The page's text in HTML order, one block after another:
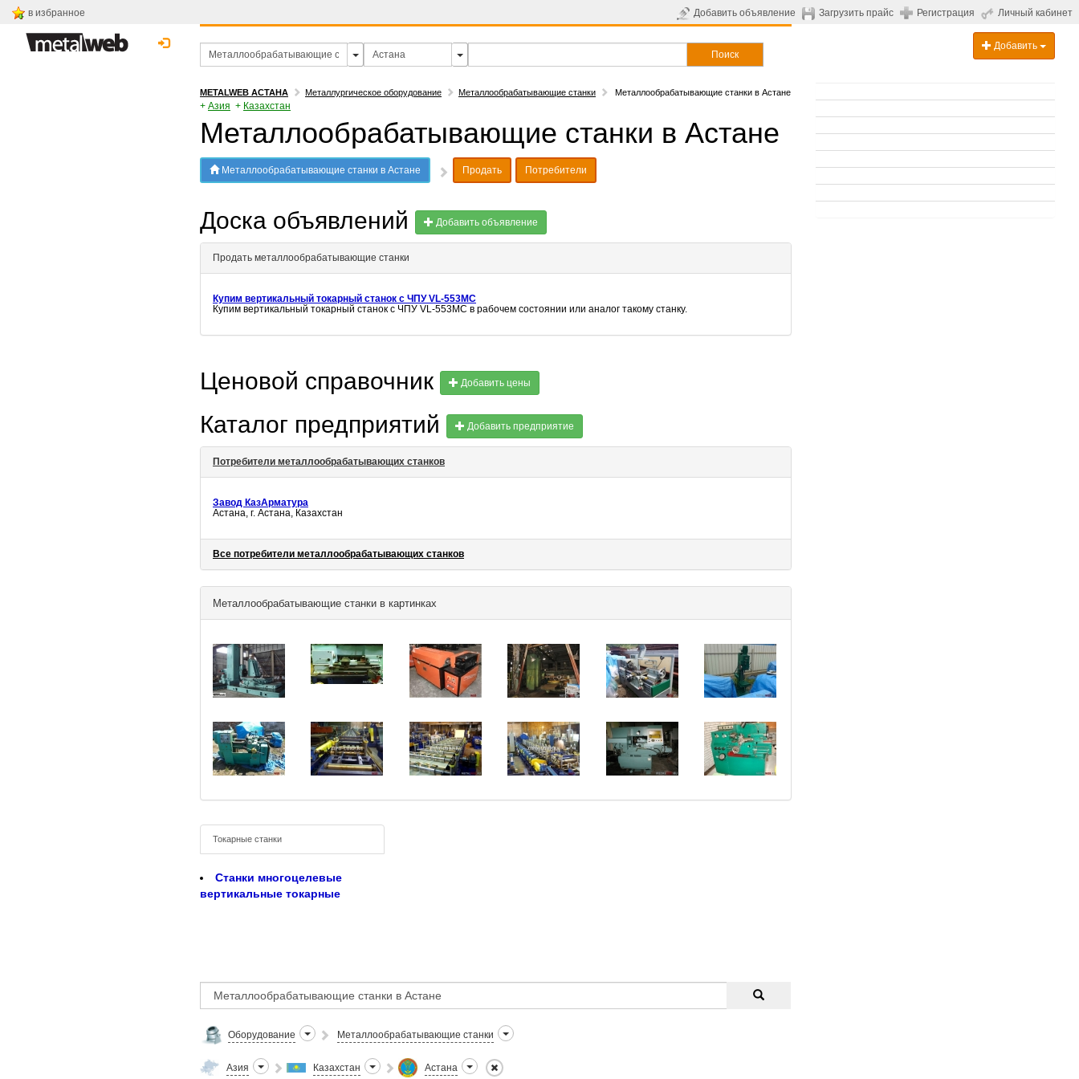
в избранное Добавить объявление Загрузить прайс Регистрация Личный кабинет
Поиск
Добавить
METALWEB АСТАНА Металлургическое оборудование Металлообрабатывающие станки Металлообрабатывающие станки в Астане
+ Азия + Казахстан
Металлообрабатывающие станки в Астане
Металлообрабатывающие станки в Астане Продать Потребители
Доска объявлений Добавить объявление
Продать металлообрабатывающие станки
Купим вертикальный токарный станок с ЧПУ VL-553MC
Купим вертикальный токарный станок с ЧПУ VL-553MC в рабочем состоянии или аналог такому станку.
Ценовой справочник Добавить цены
Каталог предприятий Добавить предприятие
Потребители металлообрабатывающих станков
Завод КазАрматура
Астана, г. Астана, Казахстан
Все потребители металлообрабатывающих станков
Металлообрабатывающие станки в картинках
Токарные станки
Станки многоцелевые
вертикальные токарные
Оборудование Металлообрабатывающие станки
Азия Казахстан Астана